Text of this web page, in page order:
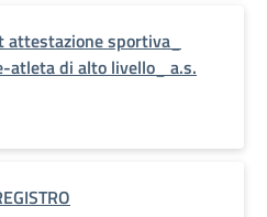
sportiva_
atleta di alto livello_ a.s.